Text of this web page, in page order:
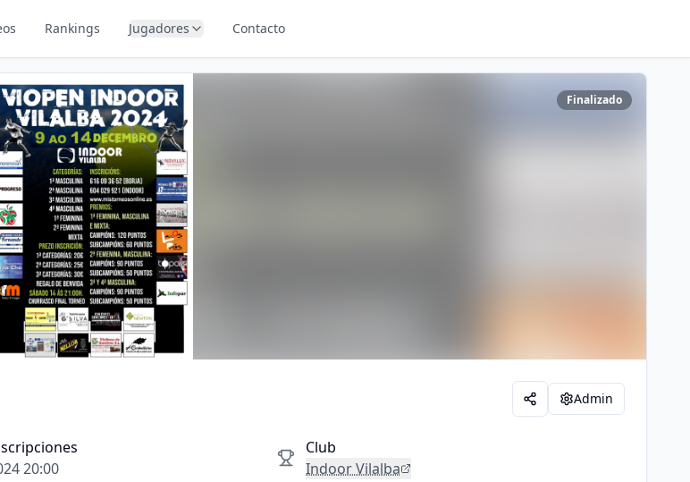
Rankings Jugadores Contacto
Finalizado
Admin
20:00
Club
Indoor Vilalba